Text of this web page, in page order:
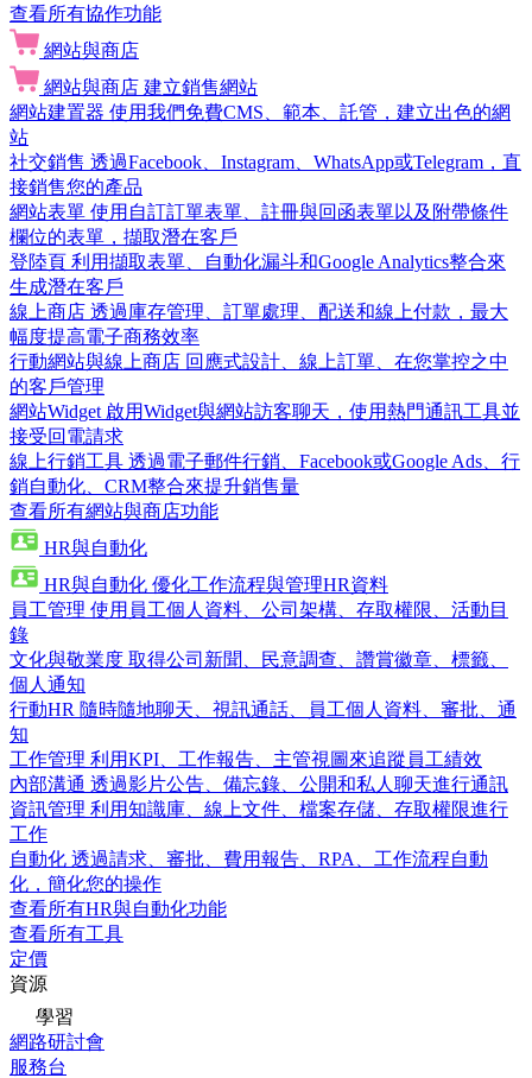
查看所有協作功能
網站與商店
網站與商店 建立銷售網站
網站建置器 使用我們免費CMS、範本、託管，建立出色的網
站
社交銷售 透過Facebook、Instagram、WhatsApp或Telegram，直
接銷售您的產品
網站表單 使用自訂訂單表單、註冊與回函表單以及附帶條件
欄位的表單，擷取潛在客戶
登陸頁 利用擷取表單、自動化漏斗和Google Analytics整合來
生成潛在客戶
線上商店 透過庫存管理、訂單處理、配送和線上付款，最大
幅度提高電子商務效率
行動網站與線上商店 回應式設計、線上訂單、在您掌控之中
的客戶管理
網站Widget 啟用Widget與網站訪客聊天，使用熱門通訊工具並
接受回電請求
線上行銷工具 透過電子郵件行銷、Facebook或Google Ads、行
銷自動化、CRM整合來提升銷售量
查看所有網站與商店功能
HR與自動化
HR與自動化 優化工作流程與管理HR資料
員工管理 使用員工個人資料、公司架構、存取權限、活動目
錄
文化與敬業度 取得公司新聞、民意調查、讚賞徽章、標籤、
個人通知
行動HR 隨時隨地聊天、視訊通話、員工個人資料、審批、通
知
工作管理 利用KPI、工作報告、主管視圖來追蹤員工績效
內部溝通 透過影片公告、備忘錄、公開和私人聊天進行通訊
資訊管理 利用知識庫、線上文件、檔案存儲、存取權限進行
工作
自動化 透過請求、審批、費用報告、RPA、工作流程自動
化，簡化您的操作
查看所有HR與自動化功能
查看所有工具
定價
資源
學習
網路研討會
服務台